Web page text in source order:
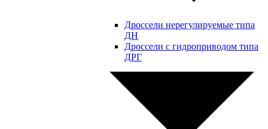
Дроссели нерегулируемые типа
ДН
Дроссели с гидроприводом типа
ДРГ